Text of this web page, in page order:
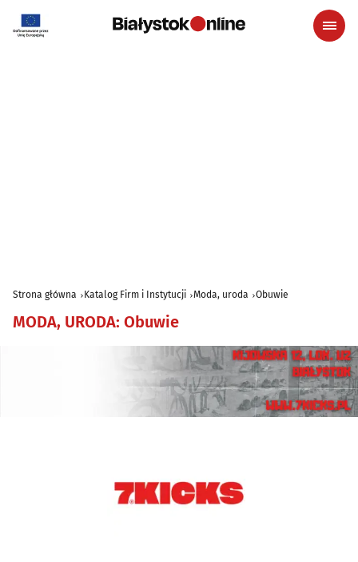
Strona główna Katalog Firm i Instytucji Moda, uroda Obuwie
MODA, URODA: Obuwie